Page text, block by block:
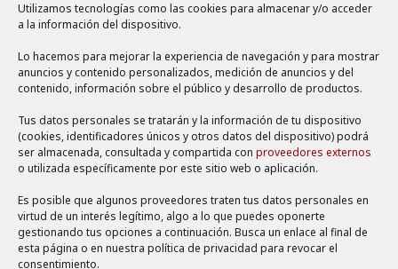
Utilizamos tecnologías como las cookies para almacenar y/o acceder
a la información del dispositivo.
Lo hacemos para mejorar la experiencia de navegación y para mostrar
anuncios y contenido personalizados, medición de anuncios y del
contenido, información sobre el público y desarrollo de productos.
Tus datos personales se tratarán y la información de tu dispositivo
(cookies, identificadores únicos y otros datos del dispositivo) podrá
ser almacenada, consultada y compartida con proveedores externos
o utilizada específicamente por este sitio web o aplicación.
Es posible que algunos proveedores traten tus datos personales en
virtud de un interés legítimo, algo a lo que puedes oponerte
gestionando tus opciones a continuación. Busca un enlace al final de
esta página o en nuestra política de privacidad para revocar el
consentimiento.
Política de cookies
Aviso legal
Política de privacidad